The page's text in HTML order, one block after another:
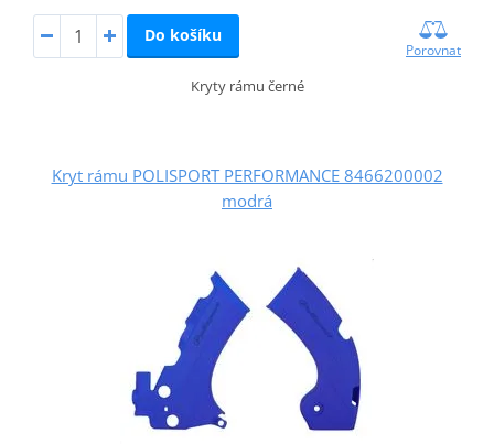
Do košíku
Porovnat
Kryty rámu černé
Kryt rámu POLISPORT PERFORMANCE 8466200002
modrá